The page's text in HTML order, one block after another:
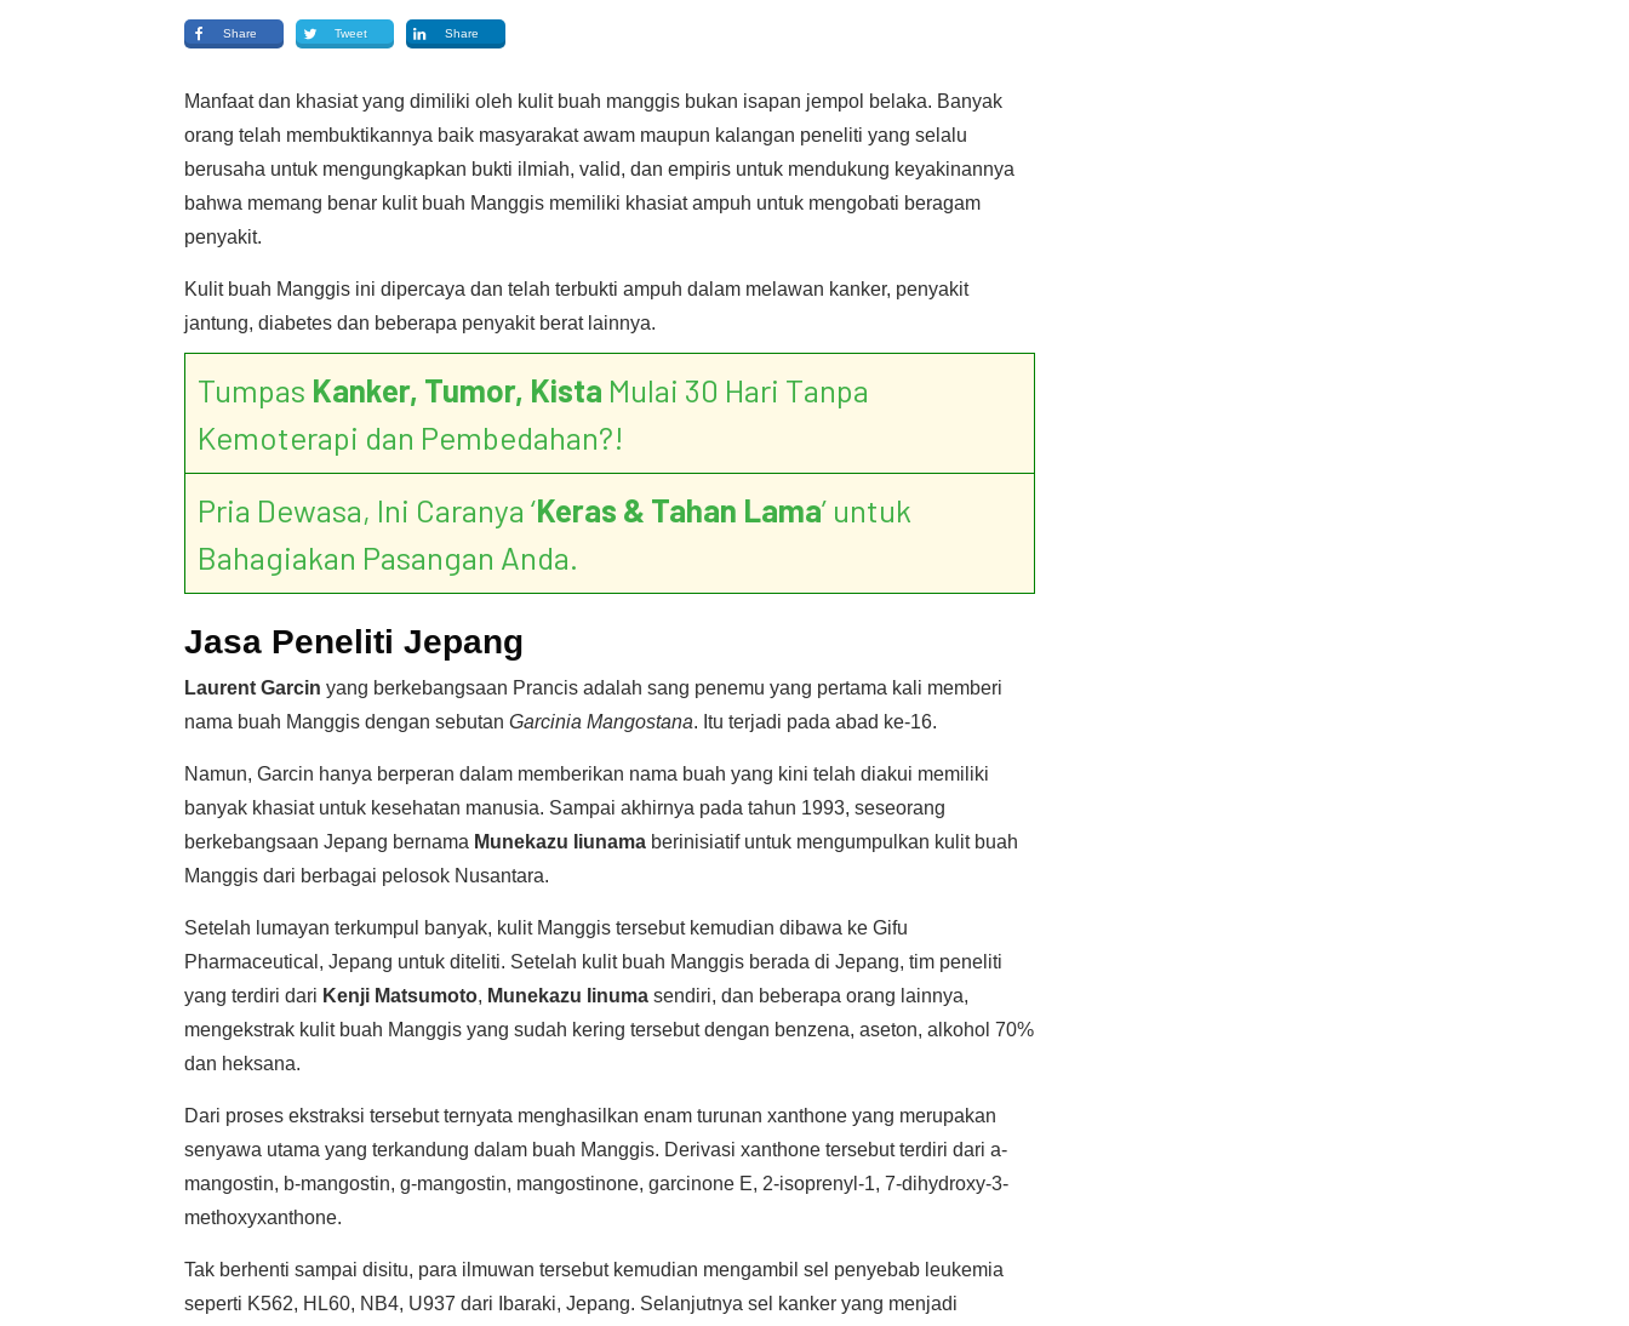
Share Tweet Share
Manfaat dan khasiat yang dimiliki oleh kulit buah manggis bukan isapan jempol belaka. Banyak
orang telah membuktikannya baik masyarakat awam maupun kalangan peneliti yang selalu
berusaha untuk mengungkapkan bukti ilmiah, valid, dan empiris untuk mendukung keyakinannya
bahwa memang benar kulit buah Manggis memiliki khasiat ampuh untuk mengobati beragam
penyakit.
Kulit buah Manggis ini dipercaya dan telah terbukti ampuh dalam melawan kanker, penyakit
jantung, diabetes dan beberapa penyakit berat lainnya.
Tumpas Kanker, Tumor, Kista Mulai 30 Hari Tanpa
Kemoterapi dan Pembedahan?!
Pria Dewasa, Ini Caranya ‘Keras & Tahan Lama’ untuk
Bahagiakan Pasangan Anda.
Jasa Peneliti Jepang
Laurent Garcin yang berkebangsaan Prancis adalah sang penemu yang pertama kali memberi
nama buah Manggis dengan sebutan Garcinia Mangostana. Itu terjadi pada abad ke-16.
Namun, Garcin hanya berperan dalam memberikan nama buah yang kini telah diakui memiliki
banyak khasiat untuk kesehatan manusia. Sampai akhirnya pada tahun 1993, seseorang
berkebangsaan Jepang bernama Munekazu Iiunama berinisiatif untuk mengumpulkan kulit buah
Manggis dari berbagai pelosok Nusantara.
Setelah lumayan terkumpul banyak, kulit Manggis tersebut kemudian dibawa ke Gifu
Pharmaceutical, Jepang untuk diteliti. Setelah kulit buah Manggis berada di Jepang, tim peneliti
yang terdiri dari Kenji Matsumoto, Munekazu Iinuma sendiri, dan beberapa orang lainnya,
mengekstrak kulit buah Manggis yang sudah kering tersebut dengan benzena, aseton, alkohol 70%
dan heksana.
Dari proses ekstraksi tersebut ternyata menghasilkan enam turunan xanthone yang merupakan
senyawa utama yang terkandung dalam buah Manggis. Derivasi xanthone tersebut terdiri dari a-
mangostin, b-mangostin, g-mangostin, mangostinone, garcinone E, 2-isoprenyl-1, 7-dihydroxy-3-
methoxyxanthone.
Tak berhenti sampai disitu, para ilmuwan tersebut kemudian mengambil sel penyebab leukemia
seperti K562, HL60, NB4, U937 dari Ibaraki, Jepang. Selanjutnya sel kanker yang menjadi